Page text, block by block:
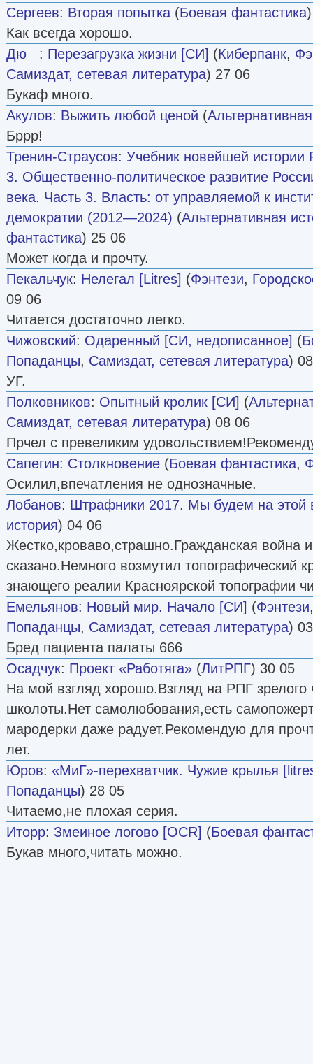
Сергеев: Вторая попытка (Боевая фантастика
Как всегда хорошо.
Дю : Перезагрузка жизни [СИ] (Киберпанк,
Самиздат, сетевая литература) 27 06
Букаф много.
Акулов: Выжить любой ценой (
Бррр!
Тренин-Страусов: Учебник новейшей
3. Общественно-политическое развитие
века. Часть 3. Власть: от управляемой к
демократии (2012—2024) (Альтернативная
фантастика) 25 06
Может когда и прочту.
Пекальчук: Нелегал [Litres] (Фэнтези,
09 06
Читается достаточно легко.
Чижовский: Одаренный [СИ, недописанное] (
Попаданцы, Самиздат, сетевая литература)
УГ.
Полковников: Опытный кролик [СИ] (
Самиздат, сетевая литература) 08 06
Прчел с превеликим
Сапегин: Столкновение (Боевая фантастика,
Осилил,впечатления не однозначные.
Лобанов: Штрафники 2017. Мы будем на этой
история) 04 06
Жестко,кроваво,страшно.Гражданская война
сказано.Немного возмутил топографический
знающего реалии Красноярской топографии
Емельянов: Новый мир. Начало [СИ] (Фэнтези
Попаданцы, Самиздат, сетевая литература)
Бред пациента палаты 666
Осадчук: Проект «Работяга» (ЛитРПГ) 30 05
На мой взгляд хорошо.Взгляд на РПГ зрелого
школоты.Нет самолюбования,есть
мародерки даже радует.Рекомендую для
лет.
Юров: «МиГ»-перехватчик. Чужие крылья
Попаданцы) 28 05
Читаемо,не плохая серия.
Иторр: Змеиное логово [OCR] (Боевая
Букав много,читать можно.